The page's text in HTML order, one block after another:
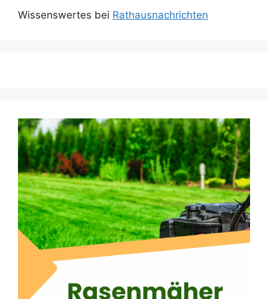
Wissenswertes bei Rathausnachrichten